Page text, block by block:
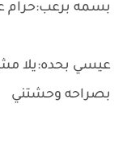
بسمه برعب:حرام
عيسي بحده:يلا
بصراحه وحشتني